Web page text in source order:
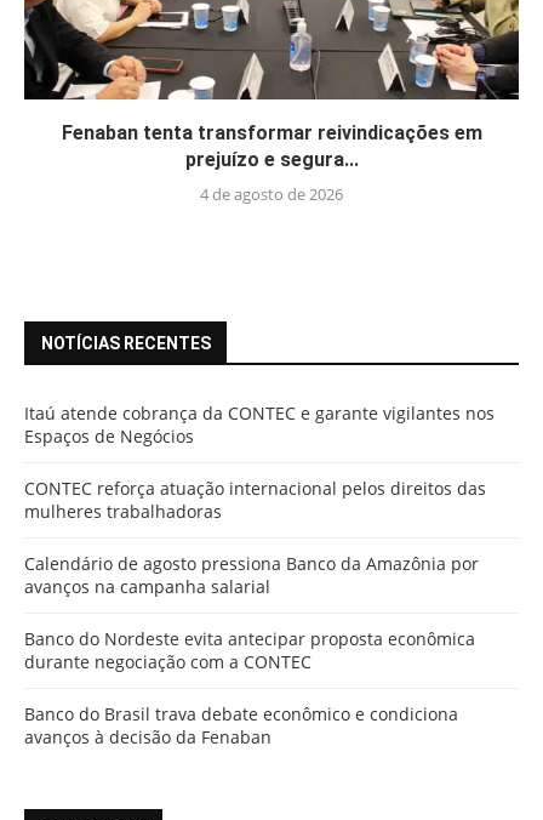
Fenaban tenta transformar reivindicações em
prejuízo e segura...
4 de agosto de 2026
NOTÍCIAS RECENTES
Itaú atende cobrança da CONTEC e garante vigilantes nos
Espaços de Negócios
CONTEC reforça atuação internacional pelos direitos das
mulheres trabalhadoras
Calendário de agosto pressiona Banco da Amazônia por
avanços na campanha salarial
Banco do Nordeste evita antecipar proposta econômica
durante negociação com a CONTEC
Banco do Brasil trava debate econômico e condiciona
avanços à decisão da Fenaban